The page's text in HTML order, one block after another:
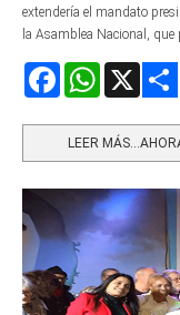
extendería el mandato
la Asamblea Nacional,
FacebookWhatsApp
LEER